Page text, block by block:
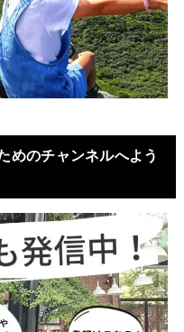
めのチャンネルへよう